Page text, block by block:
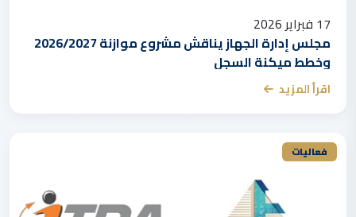
17 فبراير 2026
مجلس إدارة الجهاز يناقش مشروع موازنة 2026/2027
وخطط ميكنة السجل
اقرأ المزيد
فعاليات